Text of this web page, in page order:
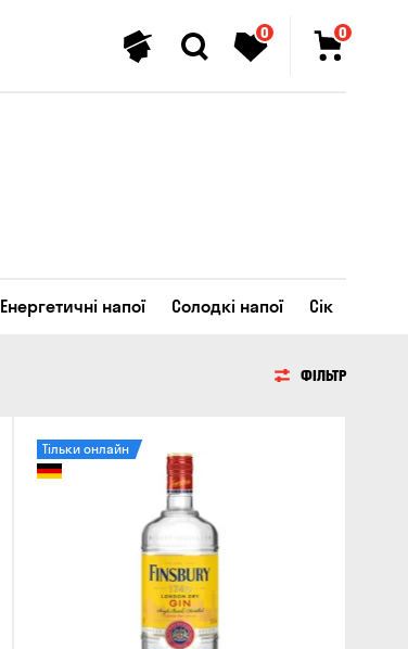
0 0
Енергетичні напої Солодкі напої Сік
ФІЛЬТР
Тільки онлайн